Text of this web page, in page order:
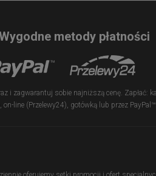
metody płatności
i zagwarantuj sobie najniższą cenę. Zapłać:
on-line (Przelewy24), gotówką lub przez PayPal™.